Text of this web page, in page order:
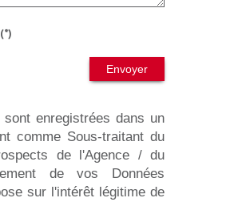
Envoyer
enregistrées dans un
comme Sous-traitant du
de l'Agence / du
de vos Données
sur l'intérêt légitime de